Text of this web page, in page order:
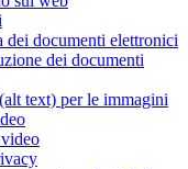
dei documenti elettronici
dei documenti
text) per le immagini